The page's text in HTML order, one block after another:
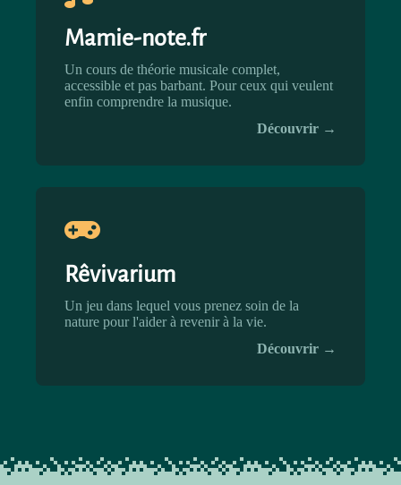
Mamie-note.fr
Un cours de théorie musicale complet,
accessible et pas barbant. Pour ceux qui veulent
enfin comprendre la musique.
Découvrir →
Rêvivarium
Un jeu dans lequel vous prenez soin de la
nature pour l'aider à revenir à la vie.
Découvrir →